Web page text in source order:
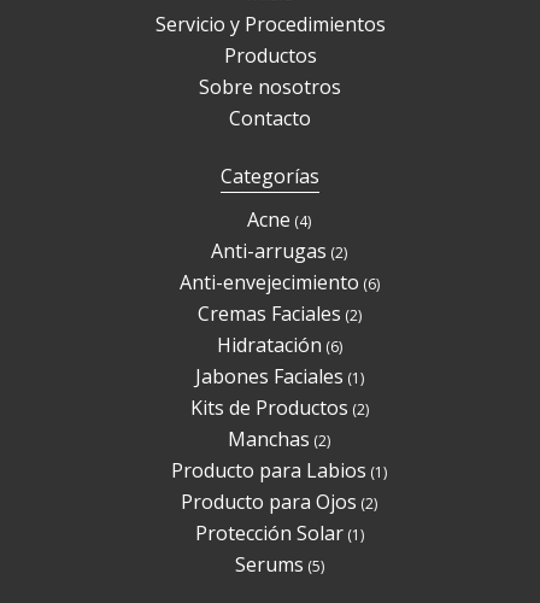
Servicio y Procedimientos
Productos
Sobre nosotros
Contacto
Categorías
Acne 4Productos
Anti-arrugas 2Productos
Anti-envejecimiento 6Productos
Cremas Faciales 2Productos
Hidratación 6Productos
Jabones Faciales 1Producto
Kits de Productos 2Productos
Manchas 2Productos
Producto para Labios 1Producto
Producto para Ojos 2Productos
Protección Solar 1Producto
Serums 5Productos